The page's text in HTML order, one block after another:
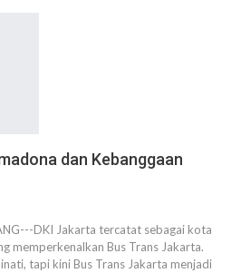
dan Kebanggaan
DKI Jakarta tercatat sebagai kota
memperkenalkan Bus Trans Jakarta.
tapi kini Bus Trans Jakarta menjadi